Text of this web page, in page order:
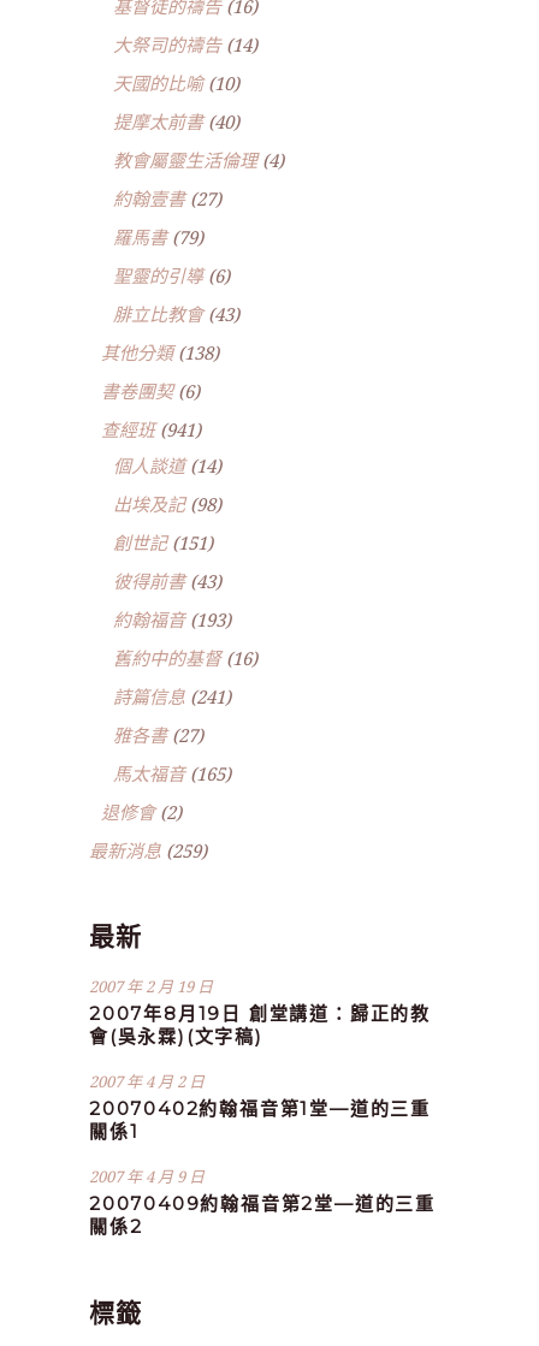
基督徒的禱告(16)
大祭司的禱告(14)
天國的比喻(10)
提摩太前書(40)
教會屬靈生活倫理(4)
約翰壹書(27)
羅馬書(79)
聖靈的引導(6)
腓立比教會(43)
其他分類(138)
書卷團契(6)
查經班(941)
個人談道(14)
出埃及記(98)
創世記(151)
彼得前書(43)
約翰福音(193)
舊約中的基督(16)
詩篇信息 (241)
雅各書(27)
馬太福音(165)
退修會(2)
最新消息 (259)
最新
2007 年 2 月 19 日
2007年8月19日 創堂講道：歸正的教
會(吳永霖)(文字稿)
2007 年 4 月 2 日
20070402約翰福音第1堂—道的三重
關係1
2007 年 4 月 9 日
20070409約翰福音第2堂—道的三重
關係2
標籤